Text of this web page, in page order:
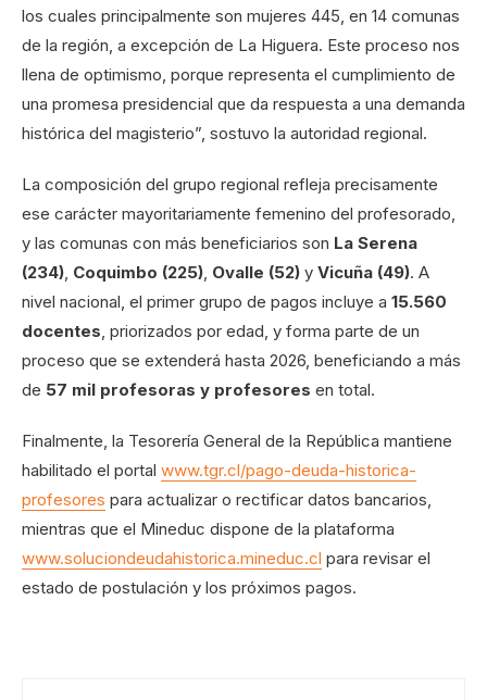
los cuales principalmente son mujeres 445, en 14 comunas
de la región, a excepción de La Higuera. Este proceso nos
llena de optimismo, porque representa el cumplimiento de
una promesa presidencial que da respuesta a una demanda
histórica del magisterio”, sostuvo la autoridad regional.
La composición del grupo regional refleja precisamente
ese carácter mayoritariamente femenino del profesorado,
y las comunas con más beneficiarios son La Serena
(234), Coquimbo (225), Ovalle (52) y Vicuña (49). A
nivel nacional, el primer grupo de pagos incluye a 15.560
docentes, priorizados por edad, y forma parte de un
proceso que se extenderá hasta 2026, beneficiando a más
de 57 mil profesoras y profesores en total.
Finalmente, la Tesorería General de la República mantiene
habilitado el portal www.tgr.cl/pago-deuda-historica-
profesores para actualizar o rectificar datos bancarios,
mientras que el Mineduc dispone de la plataforma
www.soluciondeudahistorica.mineduc.cl para revisar el
estado de postulación y los próximos pagos.